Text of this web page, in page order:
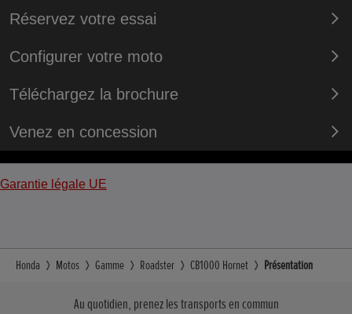
Réservez votre essai
Configurer votre moto
Téléchargez la brochure
Venez en concession
Garantie légale UE
Honda Motos Gamme Roadster CB1000 Hornet Présentation
Au quotidien, prenez les transports en commun